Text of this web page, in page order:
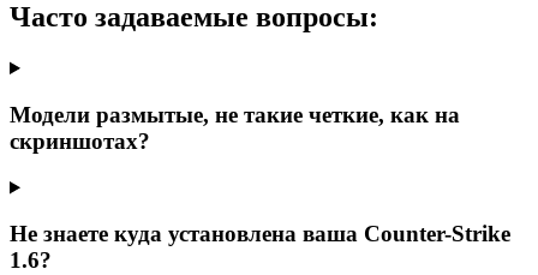
Часто задаваемые вопросы:
Модели размытые, не такие четкие, как на
скриншотах?
Не знаете куда установлена ваша Counter-Strike
1.6?